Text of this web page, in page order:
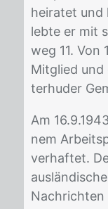
hei­ra­tet und
leb­te er mit
weg 11. Von
Mit­glied
ter­hu­der
Am
nem
ver­haf­tet.